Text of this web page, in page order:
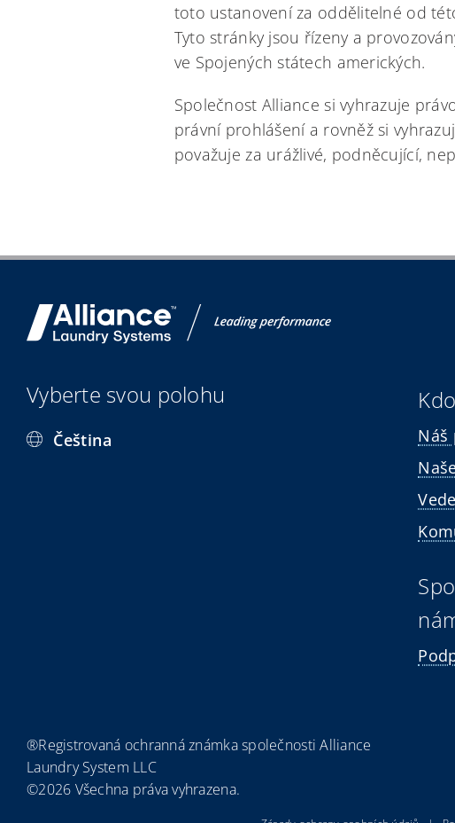
toto ustanovení za oddělitelné od
Tyto stránky jsou řízeny a
ve Spojených státech amerických.
Společnost Alliance si vyhrazuje
právní prohlášení a rovněž si
považuje za urážlivé, podněcující,
Vyberte svou polohu
Čeština
Náš
®Registrovaná ochranná známka společnosti Alliance
Laundry System LLC
©2026 Všechna práva vyhrazena.